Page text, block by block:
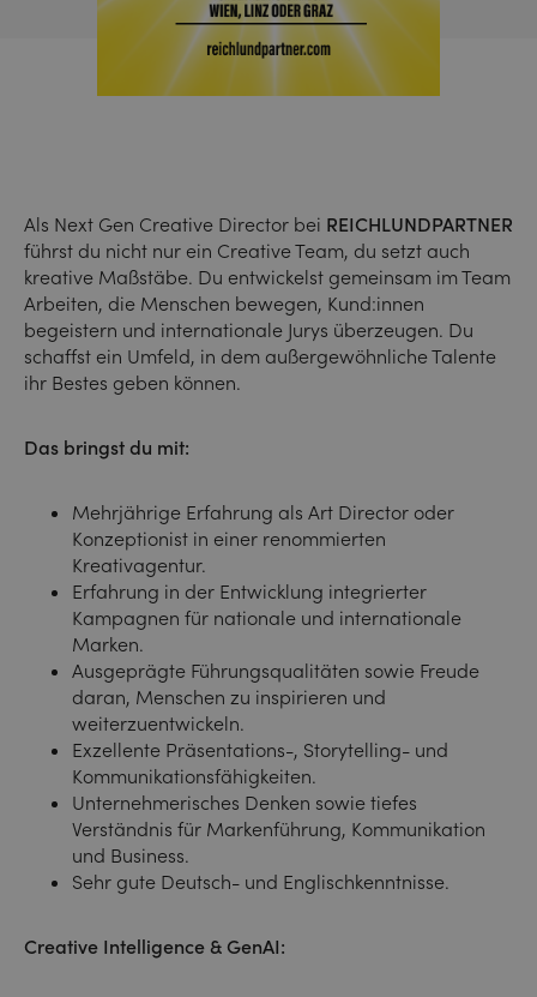
Als Next Gen Creative Director bei REICHLUNDPARTNER
führst du nicht nur ein Creative Team, du setzt auch
kreative Maßstäbe. Du entwickelst gemeinsam im Team
Arbeiten, die Menschen bewegen, Kund:innen
begeistern und internationale Jurys überzeugen. Du
schaffst ein Umfeld, in dem außergewöhnliche Talente
ihr Bestes geben können.
Das bringst du mit:
Mehrjährige Erfahrung als Art Director oder
Konzeptionist in einer renommierten
Kreativagentur.
Erfahrung in der Entwicklung integrierter
Kampagnen für nationale und internationale
Marken.
Ausgeprägte Führungsqualitäten sowie Freude
daran, Menschen zu inspirieren und
weiterzuentwickeln.
Exzellente Präsentations-, Storytelling- und
Kommunikationsfähigkeiten.
Unternehmerisches Denken sowie tiefes
Verständnis für Markenführung, Kommunikation
und Business.
Sehr gute Deutsch- und Englischkenntnisse.
Creative Intelligence & GenAI: